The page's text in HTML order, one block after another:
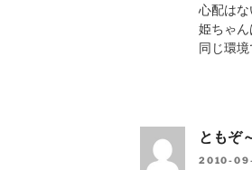
心配はな
姫ちゃん
同じ環
ともぞ
2010-